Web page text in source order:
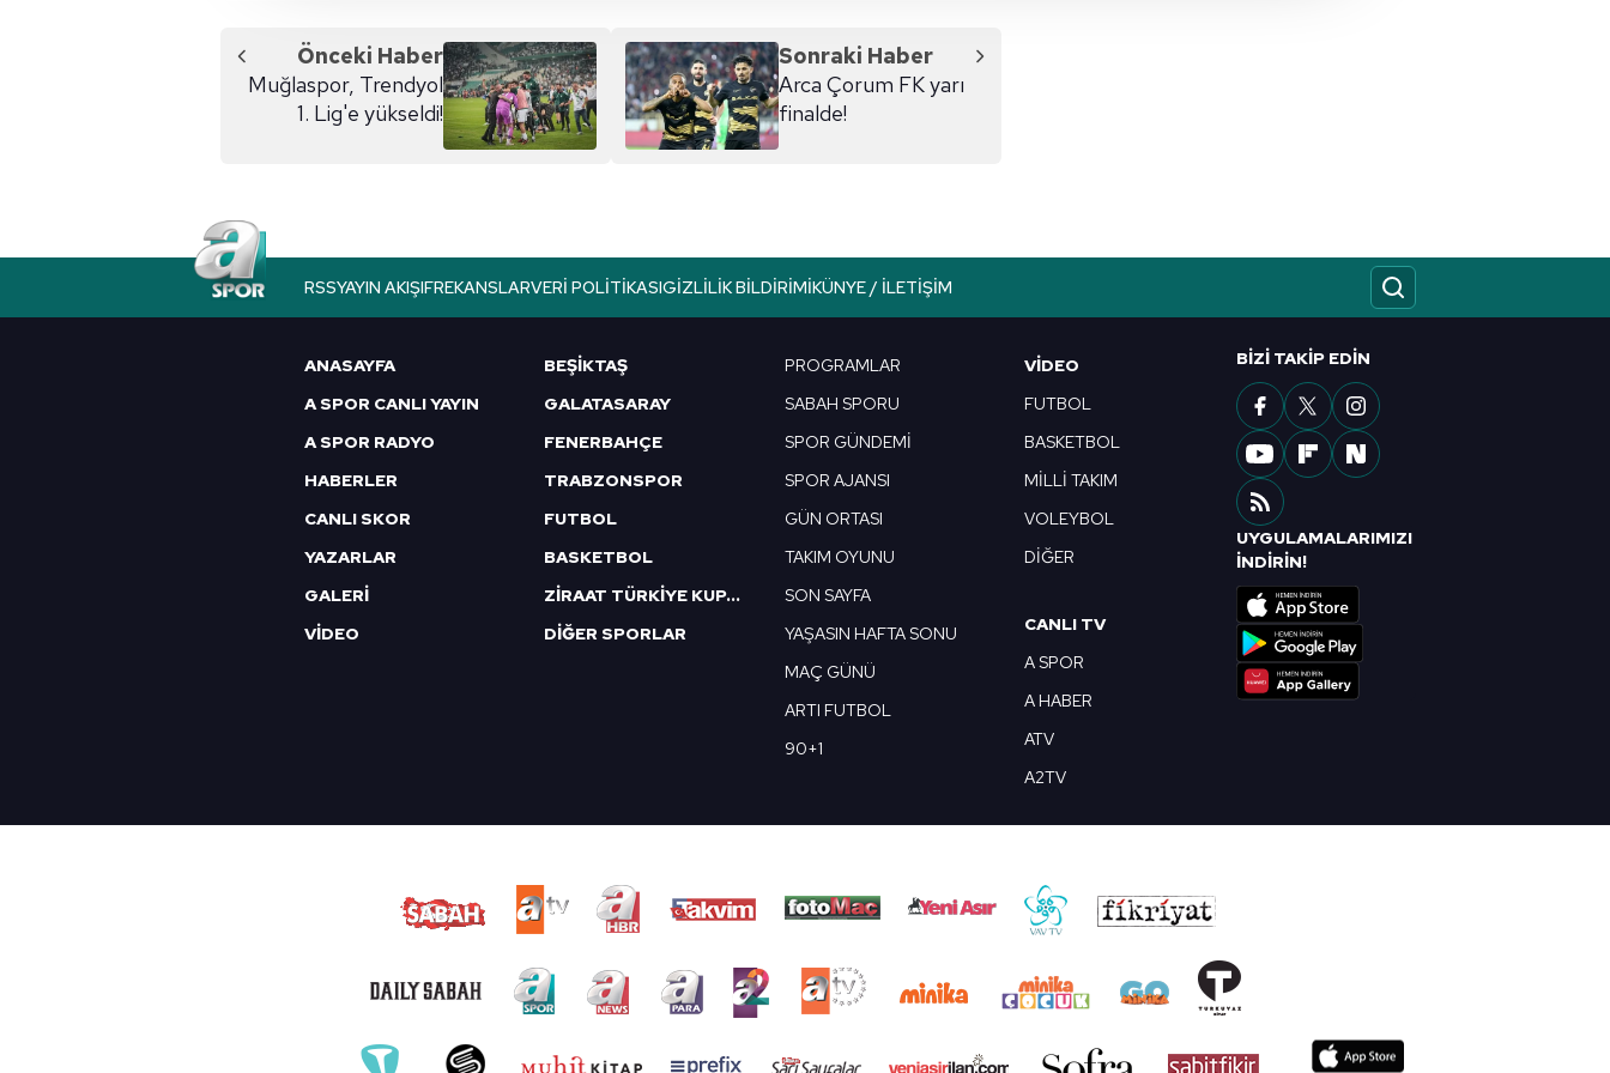
Çerezlere ilişkin tercihlerinizi aşağıda yer alan panel vasıtasıyla belirleyebilirsiniz. Çerezlere ilişkin detaylı bilgi için Ayarlar
butonuna tıklayabilir,Çerez Bilgilendirme Metnimiziziyaret edebilirsiniz.
Önceki Haber
Muğlaspor, Trendyol
1. Lig'e yükseldi!
Sonraki Haber
Arca Çorum FK yarı
finalde!
RSSYAYIN AKIŞIFREKANSLARVERI POLITIKASIGIZLILIK BILDIRIMIKÜNYE / İLETIŞIM
ANASAYFA
A SPOR CANLI YAYIN
A SPOR RADYO
HABERLER
CANLI SKOR
YAZARLAR
GALERİ
VİDEO
BEŞİKTAŞ
GALATASARAY
FENERBAHÇE
TRABZONSPOR
FUTBOL
BASKETBOL
ZİRAAT TÜRKİYE KUPASI
DİĞER SPORLAR
PROGRAMLAR
SABAH SPORU
SPOR GÜNDEMİ
SPOR AJANSI
GÜN ORTASI
TAKIM OYUNU
SON SAYFA
YAŞASIN HAFTA SONU
MAÇ GÜNÜ
ARTI FUTBOL
90+1
VIDEO
FUTBOL
BASKETBOL
MİLLİ TAKIM
VOLEYBOL
DİĞER
CANLI TV
A SPOR
A HABER
ATV
A2TV
BIZI TAKIP EDIN
UYGULAMALARIMIZI
İNDİRİN!